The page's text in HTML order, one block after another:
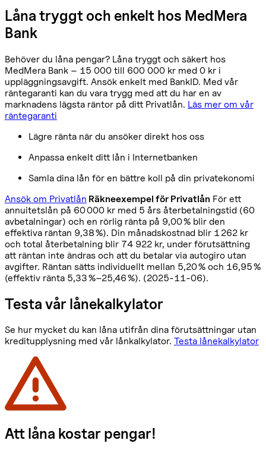
Låna tryggt och enkelt hos MedMera
Bank
Behöver du låna pengar? Låna tryggt och säkert hos
MedMera Bank – 15 000 till 600 000 kr med 0 kr i
uppläggningsavgift. Ansök enkelt med BankID. Med vår
räntegaranti kan du vara trygg med att du har en av
marknadens lägsta räntor på ditt Privatlån. Läs mer om vår
räntegaranti
Lägre ränta när du ansöker direkt hos oss
Anpassa enkelt ditt lån i Internetbanken
Samla dina lån för en bättre koll på din privatekonomi
Ansök om Privatlån Räkneexempel för Privatlån För ett
annuitetslån på 60 000 kr med 5 års återbetalningstid (60
avbetalningar) och en rörlig ränta på 9,00 % blir den
effektiva räntan 9,38 %). Din månadskostnad blir 1 262 kr
och total återbetalning blir 74 922 kr, under förutsättning
att räntan inte ändras och att du betalar via autogiro utan
avgifter. Räntan sätts individuellt mellan 5,20 % och 16,95 %
(effektiv ränta 5,33 %–25,46 %). (2025-11-06).
Testa vår lånekalkylator
Se hur mycket du kan låna utifrån dina förutsättningar utan
kreditupplysning med vår lånkalkylator. Testa lånekalkylator
Att låna kostar pengar!